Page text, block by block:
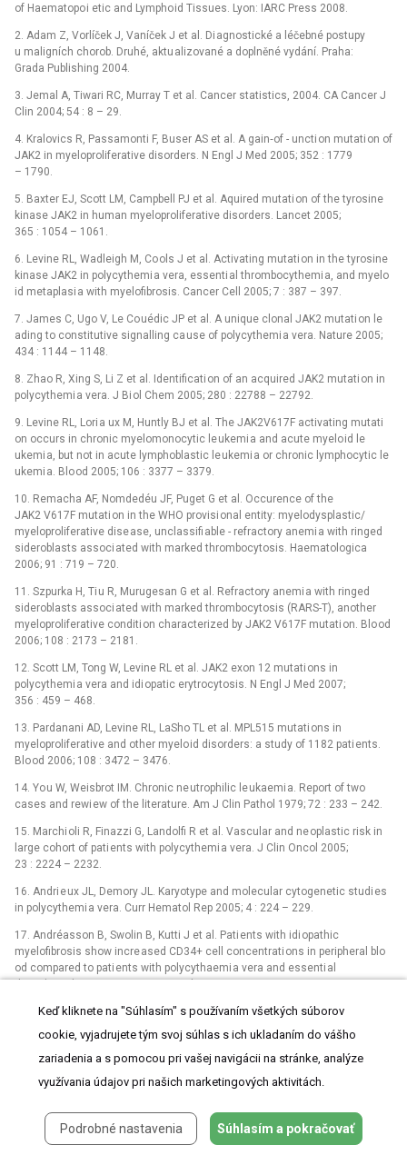
of Haematopo i etic and Lympho id Tissues. Lyon: IARC Press 2008.
2. Adam Z, Vorlíček J, Vaníček J et al. Di agnostické a léčebné postupy
u maligních chorob. Druhé, aktu alizované a doplněné vydání. Praha:
Grada Publishing 2004.
3. Jemal A, Tiwari RC, Murray T et al. Cancer statistics, 2004. CA Cancer J
Clin 2004; 54 : 8 –⁠ 29.
4. Kralovics R, Passamonti F, Buser AS et al. A gain‑of -⁠ uncti on mutati on of
JAK2 in myeloproliferative disorders. N Engl J Med 2005; 352 : 1779
–⁠ 1790.
5. Baxter EJ, Scott LM, Campbell PJ et al. Aquired mutati on of the tyrosine
kinase JAK2 in human myeloproliferative disorders. Lancet 2005;
365 : 1054 –⁠ 1061.
6. Levine RL, Wadleigh M, Co ols J et al. Activating mutati on in the tyrosine
kinase JAK2 in polycythemi a vera, essenti al thrombocythemi a, and myelo
id metaplasi a with myelofibrosis. Cancer Cell 2005; 7 : 387 –⁠ 397.
7. James C, Ugo V, Le Co uédic JP et al. A unique clonal JAK2 mutati on le
ading to constitutive signalling ca use of polycythemi a vera. Nature 2005;
434 : 1144 –⁠ 1148.
8. Zhao R, Xing S, Li Z et al. Identificati on of an acquired JAK2 mutati on in
polycythemi a vera. J Bi ol Chem 2005; 280 : 22788 –⁠ 22792.
9. Levine RL, Lori a ux M, Huntly BJ et al. The JAK2V617F activating mutati
on occurs in chronic myelomonocytic le ukemi a and acute myelo id le
ukemi a, but not in acute lymphoblastic le ukemi a or chronic lymphocytic le
ukemi a. Blo od 2005; 106 : 3377 –⁠ 3379.
10. Remacha AF, Nomdedéu JF, Puget G et al. Occurence of the
JAK2 V617F mutati on in the WHO provisi onal entity: myelodysplastic/
myeloproliferative dise ase, unclassifi able -⁠ refractory anemi a with ringed
sideroblasts associ ated with marked thrombocytosis. Haematologica
2006; 91 : 719 –⁠ 720.
11. Szpurka H, Ti u R, Murugesan G et al. Refractory anemi a with ringed
sideroblasts associ ated with marked thrombocytosis (RARS-T), another
myeloproliferative conditi on characterized by JAK2 V617F mutati on. Blo od
2006; 108 : 2173 –⁠ 2181.
12. Scott LM, Tong W, Levine RL et al. JAK2 exon 12 mutati ons in
polycythemi a vera and idi opatic erytrocytosis. N Engl J Med 2007;
356 : 459 –⁠ 468.
13. Pardanani AD, Levine RL, LaSho TL et al. MPL515 mutati ons in
myeloproliferative and other myelo id disorders: a study of 1182 pati ents.
Blo od 2006; 108 : 3472 –⁠ 3476.
14. Yo u W, Weisbrot IM. Chronic ne utrophilic le ukaemi a. Report of two
cases and rewi ew of the literature. Am J Clin Pathol 1979; 72 : 233 –⁠ 242.
15. Marchi oli R, Finazzi G, Landolfi R et al. Vascular and ne oplastic risk in
large cohort of pati ents with polycythemi a vera. J Clin Oncol 2005;
23 : 2224 –⁠ 2232.
16. Andri e ux JL, Demory JL. Karyotype and molecular cytogenetic studi es
in polycythemi a vera. Curr Hematol Rep 2005; 4 : 224 –⁠ 229.
17. Andréasson B, Swolin B, Kutti J et al. Pati ents with idi opathic
myelofibrosis show incre ased CD34+ cell concentrati ons in peripheral blo
od compared to pati ents with polycythaemi a vera and essenti al
18. Cervantes F, Dupri ez B, Pereira A et al. New prognostic scoring system
for primary myelofibrosis based on a study of the Internati onal Gro up for
Myelofibrosis Rese arch and Tre atment. Blo od 2009; 113 : 2895 –⁠ 2901.
2005; 42 : 230 –⁠ 238.
20. Tefferi A, Pardanani A. Clinical, genetic, and therape utic insights into
systemic mast cell dise ase. Curr Opin Hematol 2004; 11 : 58 –⁠ 64.
Keď kliknete na "Súhlasím" s používaním všetkých súborov
cookie, vyjadrujete tým svoj súhlas s ich ukladaním do vášho
zariadenia a s pomocou pri vašej navigácii na stránke, analýze
využívania údajov pri našich marketingových aktivitách.
Podrobné nastavenia Súhlasím a pokračovať